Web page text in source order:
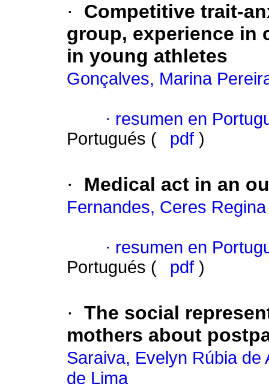
·
Competitive trait-
group, experience in
in young athletes
Gonçalves, Marina
· resumen en
Portugués (
pdf )
· Medical act in an
Fernandes, Ceres
· resumen en
Portugués (
pdf )
· The social
mothers about
Saraiva, Evelyn Rúbia de
de Lima